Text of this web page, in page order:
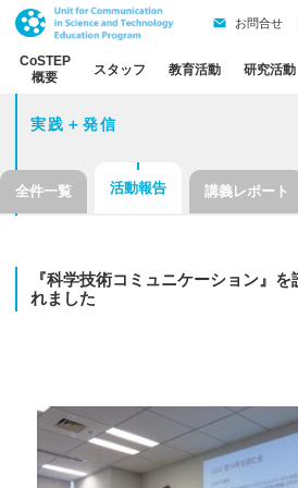
CoSTEP
概要
スタッフ 教育活動 研究活動
お問合せ
実践＋発信
全件一覧 活動報告 講義レポート
『科学技術コミュニケーション』を
れました